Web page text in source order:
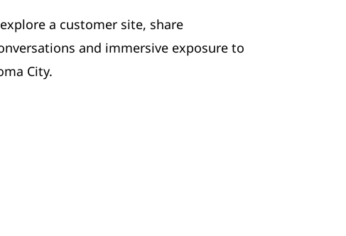
a customer site, share
and immersive exposure to
City.